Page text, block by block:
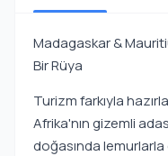
Madagaskar &
Bir Rüya
Turizm farkıyla
Afrika'nın gizemli
doğasında